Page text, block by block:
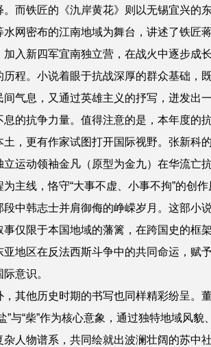
。而铁匠的《氿岸黄花》则以无锡宜兴的
水网密布的江南地域为舞台，讲述了铁匠
加入新四军宜南独立营，在战火中逐步成
历程。小说着眼于抗战深厚的群众基础，
间气息，又通过英雄主义的抒写，迸发出
息的抗争力量。值得注意的是，本年度的
土，更有作家试图打开国际视野。张新科
立运动领袖金凡（原型为金九）在华流亡
主线，恪守“大事不虚、小事不拘”的创作
段中韩志士并肩御侮的峥嵘岁月。这部小
事仅限于本国地域的藩篱，在跨国史的框
亚地区在反法西斯斗争中的共同命运，赋
意识。
他历史时期的书写也同样精彩纷呈。
”与“柴”作为核心意象，通过独特地域风貌
杂人物谱系，共同绘就出波澜壮阔的苏中